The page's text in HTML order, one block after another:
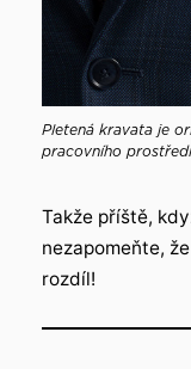
Pletená kravata je
pracovního prostředí
Takže příště,
nezapomeňte,
rozdíl!